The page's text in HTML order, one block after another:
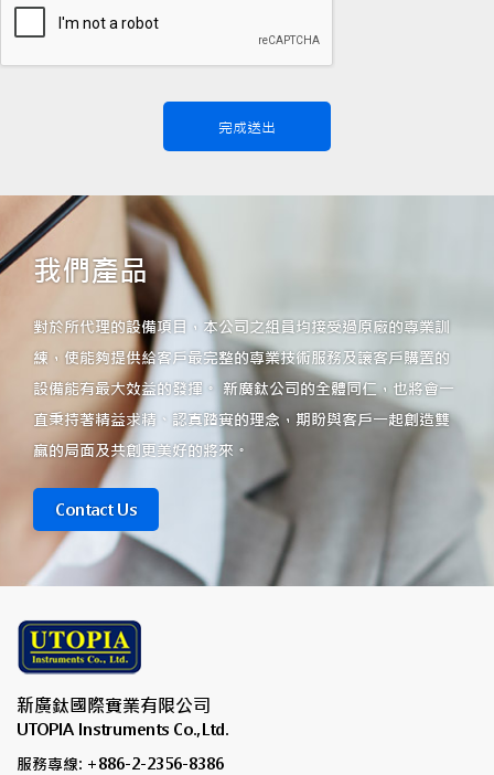
完成送出
我們產品
對於所代理的設備項目，本公司之組員均接受過原廠的專業訓
練，使能夠提供給客戶最完整的專業技術服務及讓客戶購置的
設備能有最大效益的發揮。 新廣鈦公司的全體同仁，也將會一
直秉持著精益求精、認真踏實的理念，期盼與客戶一起創造雙
贏的局面及共創更美好的將來。
Contact Us
新廣鈦國際實業有限公司
UTOPIA Instruments Co.,Ltd.
服務專線: +886-2-2356-8386